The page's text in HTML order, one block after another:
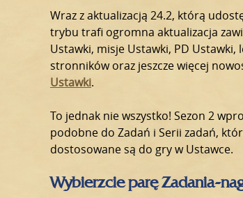
Wraz z aktualizacją 24.2, którą
trybu trafi ogromna aktualizacja
Ustawki, misje Ustawki, PD
stronników oraz jeszcze więcej
Ustawki.
To jednak nie wszystko! Sezon 2
podobne do Zadań i Serii zadań,
dostosowane są do gry w Ustawce.
Wybierzcie parę Zadania-